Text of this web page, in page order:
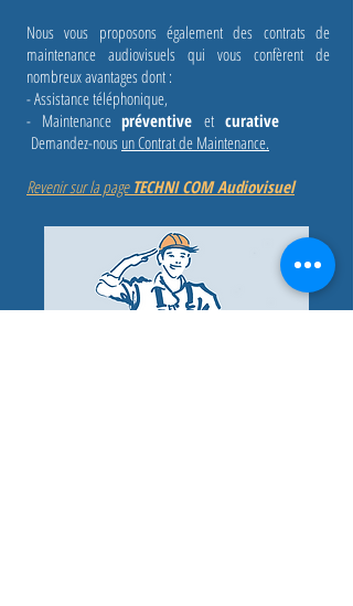
Nous vous proposons également des contrats de
maintenance audiovisuels qui vous confèrent de
nombreux avantages dont :
- Assistance téléphonique,
- Maintenancepréventive et curative
Demandez-nous un Contrat de Maintenance.
Revenir sur la page TECHNI COM Audiovisuel